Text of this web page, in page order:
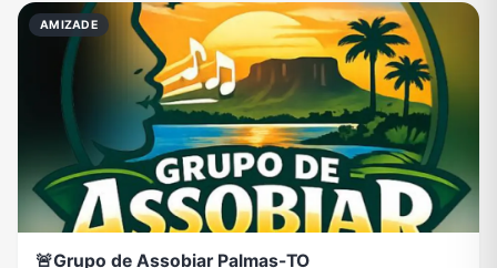
AMIZADE
🚨Grupo de Assobiar Palmas-TO